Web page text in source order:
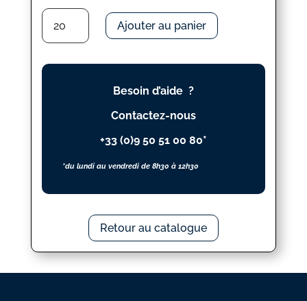
quantité
AMOUR
C'EST
Ajouter au panier
Besoin d’aide ?
Contactez-nous
+33 (0)9 50 51 00 80*
*du lundi au vendredi de 8h30 à 12h30
Retour au catalogue